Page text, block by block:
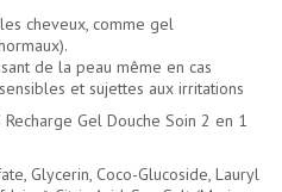
cheveux, comme gel
de la peau même en cas
et sujettes aux irritations
Recharge Gel Douche Soin 2 en 1
Glycerin, Coco-Glucoside, Lauryl